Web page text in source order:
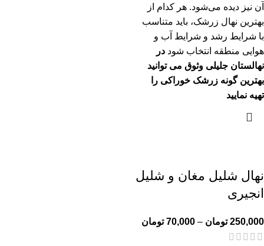
آن نیز دیده می‌شود. هر کدام از
بهترین نهال زرشک، باید متناسب
با شرایط رشد و شرایط آب و
هوایی منطقه انتخاب شود در
نهالستان جلیلی وثوق می توانید
بهترین گونه زرشک خوراکی را
تهیه نمایید
نهال شلیل مغان و شلیل
انجیری
250,000 تومان –
70,000 تومان